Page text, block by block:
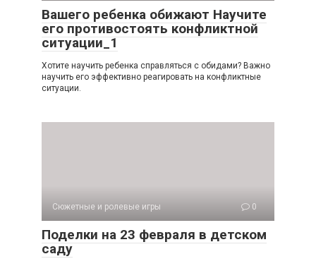
Вашего ребенка обижают Научите
его противостоять конфликтной
ситуации_1
Хотите научить ребенка справляться с обидами? Важно
научить его эффективно реагировать на конфликтные
ситуации.
Сюжетные и ролевые игры 0
Поделки на 23 февраля в детском
саду